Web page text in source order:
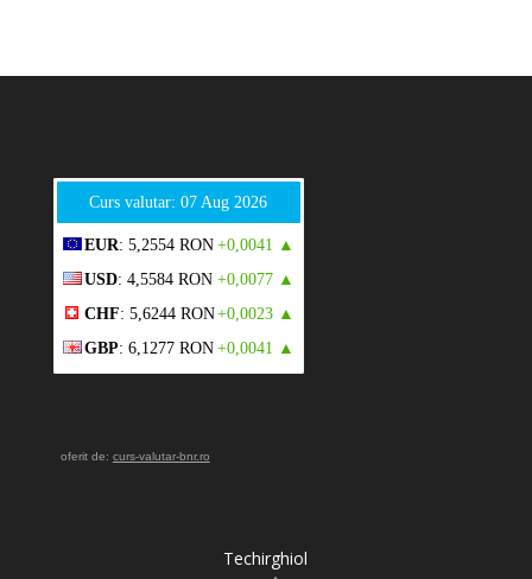
Curs valutar: 07 Aug 2026
EUR: 5,2554 RON +0,0041 ▲
USD: 4,5584 RON +0,0077 ▲
CHF: 5,6244 RON+0,0023 ▲
GBP: 6,1277 RON +0,0041 ▲
oferit de: curs-valutar-bnr.ro
Techirghiol